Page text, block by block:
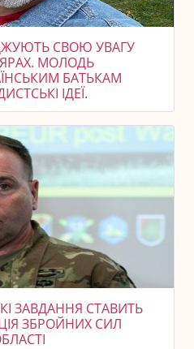
СВОЮ УВАГУ
МОЛОДЬ
БАТЬКАМ
ІДЕЇ.
ЗАВДАННЯ СТАВИТЬ
ЗБРОЙНИХ СИЛ